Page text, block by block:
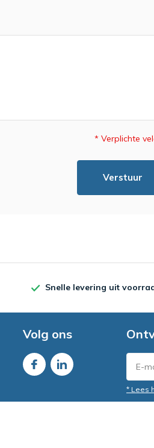
* Verplichte
Verstuur
Snelle levering uit
Volg ons
* Lees